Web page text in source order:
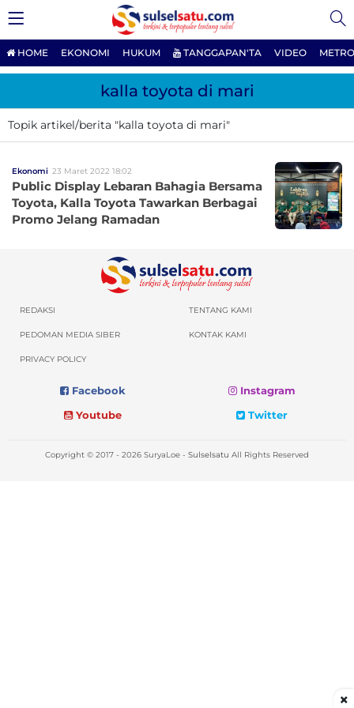
HOME EKONOMI HUKUM TANGGAPAN'TA VIDEO
kalla toyota di mari
Topik artikel/berita "kalla toyota di mari"
Ekonomi 23 Maret 2022 18:02
Public Display Lebaran Bahagia Bersama
Toyota, Kalla Toyota Tawarkan Berbagai
Promo Jelang Ramadan
REDAKSI TENTANG KAMI
PEDOMAN MEDIA SIBER KONTAK KAMI
PRIVACY POLICY
Facebook
Instagram
Youtube
Twitter
Copyright © 2017 - 2026 SuryaLoe - Sulselsatu All Rights Reserved
×